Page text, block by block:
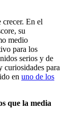
crecer. En el
su
medio
para los
serios y de
curiosidades para
en uno de los
que la media